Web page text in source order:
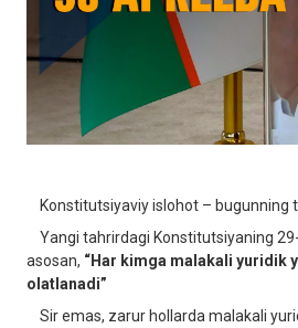
Konstitutsiyaviy islohot – bugunning
Yangi tahrirdagi Konstitutsiyaning
asosan, “Har kimga malakali yuridik
olatlanadi”
Sir emas, zarur hollarda malakali